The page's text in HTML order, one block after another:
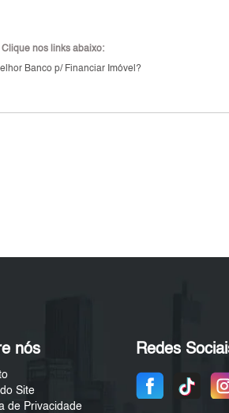
nos links abaixo:
Banco p/ Financiar Imóvel?
nós
Site
de Privacidade
Redes